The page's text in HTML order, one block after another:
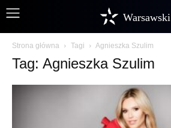
Warsawski
Strona główna Tagi Agnieszka Szulim
Tag: Agnieszka Szulim